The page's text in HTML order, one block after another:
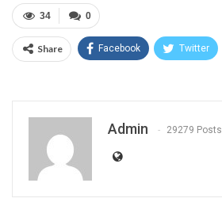
0
34
Share Facebook Twitter
Admin 29279 Posts